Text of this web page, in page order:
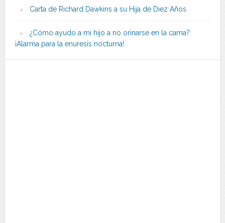
Carta de Richard Dawkins a su Hija de Diez Años
¿Cómo ayudo a mi hijo a no orinarse en la cama?
¡Alarma para la enuresis nocturna!